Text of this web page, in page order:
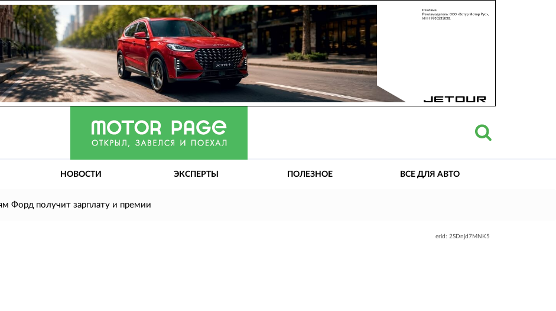
НОВОСТИ ЭКСПЕРТЫ ПОЛЕЗНОЕ ВСЕ ДЛЯ АВТО
Форд получит зарплату и премии
erid: 2SDnjd7MNK5